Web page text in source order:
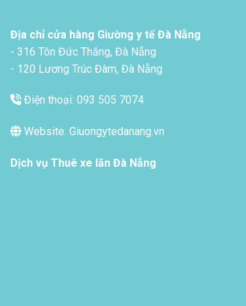
Địa chỉ cửa hàng Giường y tế Đà Nẵng
- 316 Tôn Đức Thắng, Đà Nẵng
- 120 Lương Trúc Đàm, Đà Nẵng
Điện thoại: 093 505 7074
Website: Giuongytedanang.vn
Dịch vụ Thuê xe lăn Đà Nẵng